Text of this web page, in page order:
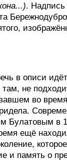
. Надпись
в описи
не
во
Булатовым в
ещё
и память о